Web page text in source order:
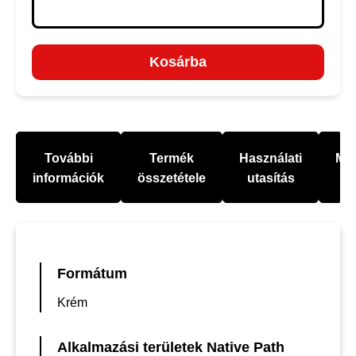
Kosárba
További
információk
Termék
összetétele
Használati
utasítás
Formátum
Krém
Alkalmazási területek Native Path